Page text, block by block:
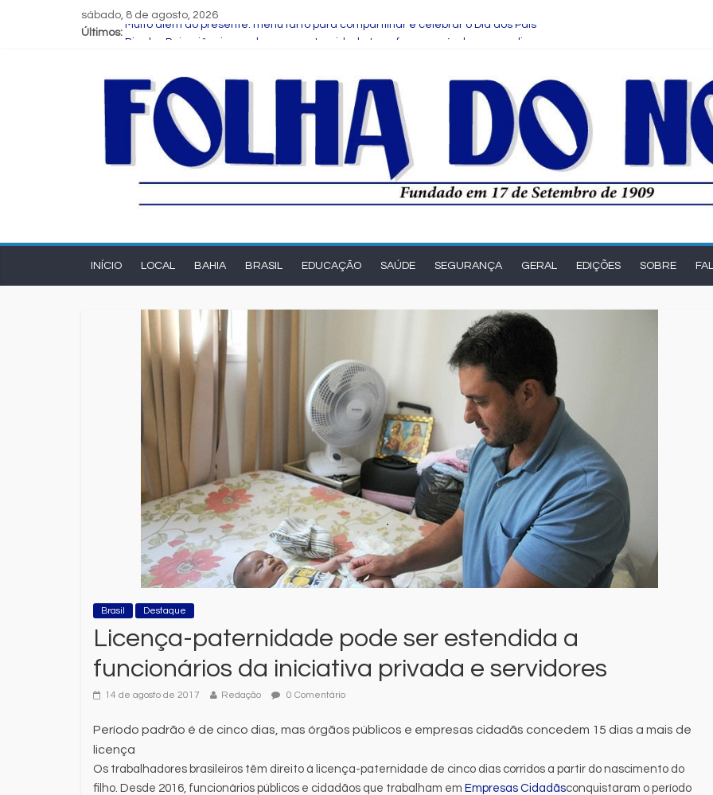
sábado, 8 de agosto, 2026
Últimos:
Muito além do presente: menu farto para compartilhar e celebrar o Dia dos Pais
Prefeitura de Feira executa obras de reforma e manutenção em quatro praças.
Bruno Reis e Zé Cocá são recebidos por Wilson Cardoso para visita às obras de modernização da UPB e
INÍCIO LOCAL BAHIA BRASIL EDUCAÇÃO SAÚDE SEGURANÇA GERAL EDIÇÕES SOBRE
Brasil Destaque
Licença-paternidade pode ser estendida a
funcionários da iniciativa privada e servidores
14 de agosto de 2017 Redação 0 Comentário
Período padrão é de cinco dias, mas órgãos públicos e empresas cidadãs concedem 15 dias a mais de
licença
Os trabalhadores brasileiros têm direito à licença-paternidade de cinco dias corridos a partir do nascimento do
filho. Desde 2016, funcionários públicos e cidadãos que trabalham em Empresas Cidadãsconquistaram o período